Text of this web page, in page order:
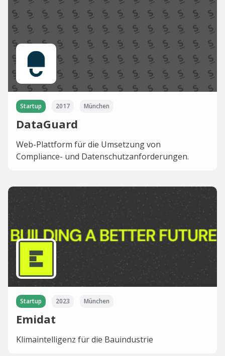
Startup 2017 München
DataGuard
Web-Plattform für die Umsetzung von
Compliance- und Datenschutzanforderungen.
Startup 2023 München
Emidat
Klimaintelligenz für die Bauindustrie